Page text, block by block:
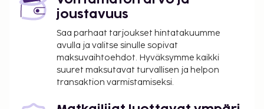
Maksu buffetaamiaisesta: noin 14.50 EUR
aikuisille ja 9.50 EUR lapsille
Lisävuode: 20.0 EUR per yö
Yllä oleva luettelo ei ehkä kata kaikkea. Maksut ja
takuumaksut eivät välttämättä sisällä veroja, ja ne
joustavuus
Saa parhaat tarjoukset hintatakuumme
avulla ja valitse sinulle sopivat
maksuvaihtoehdot. Hyväksymme kaikki
suuret maksutavat turvallisen ja helpon
transaktion varmistamiseksi.